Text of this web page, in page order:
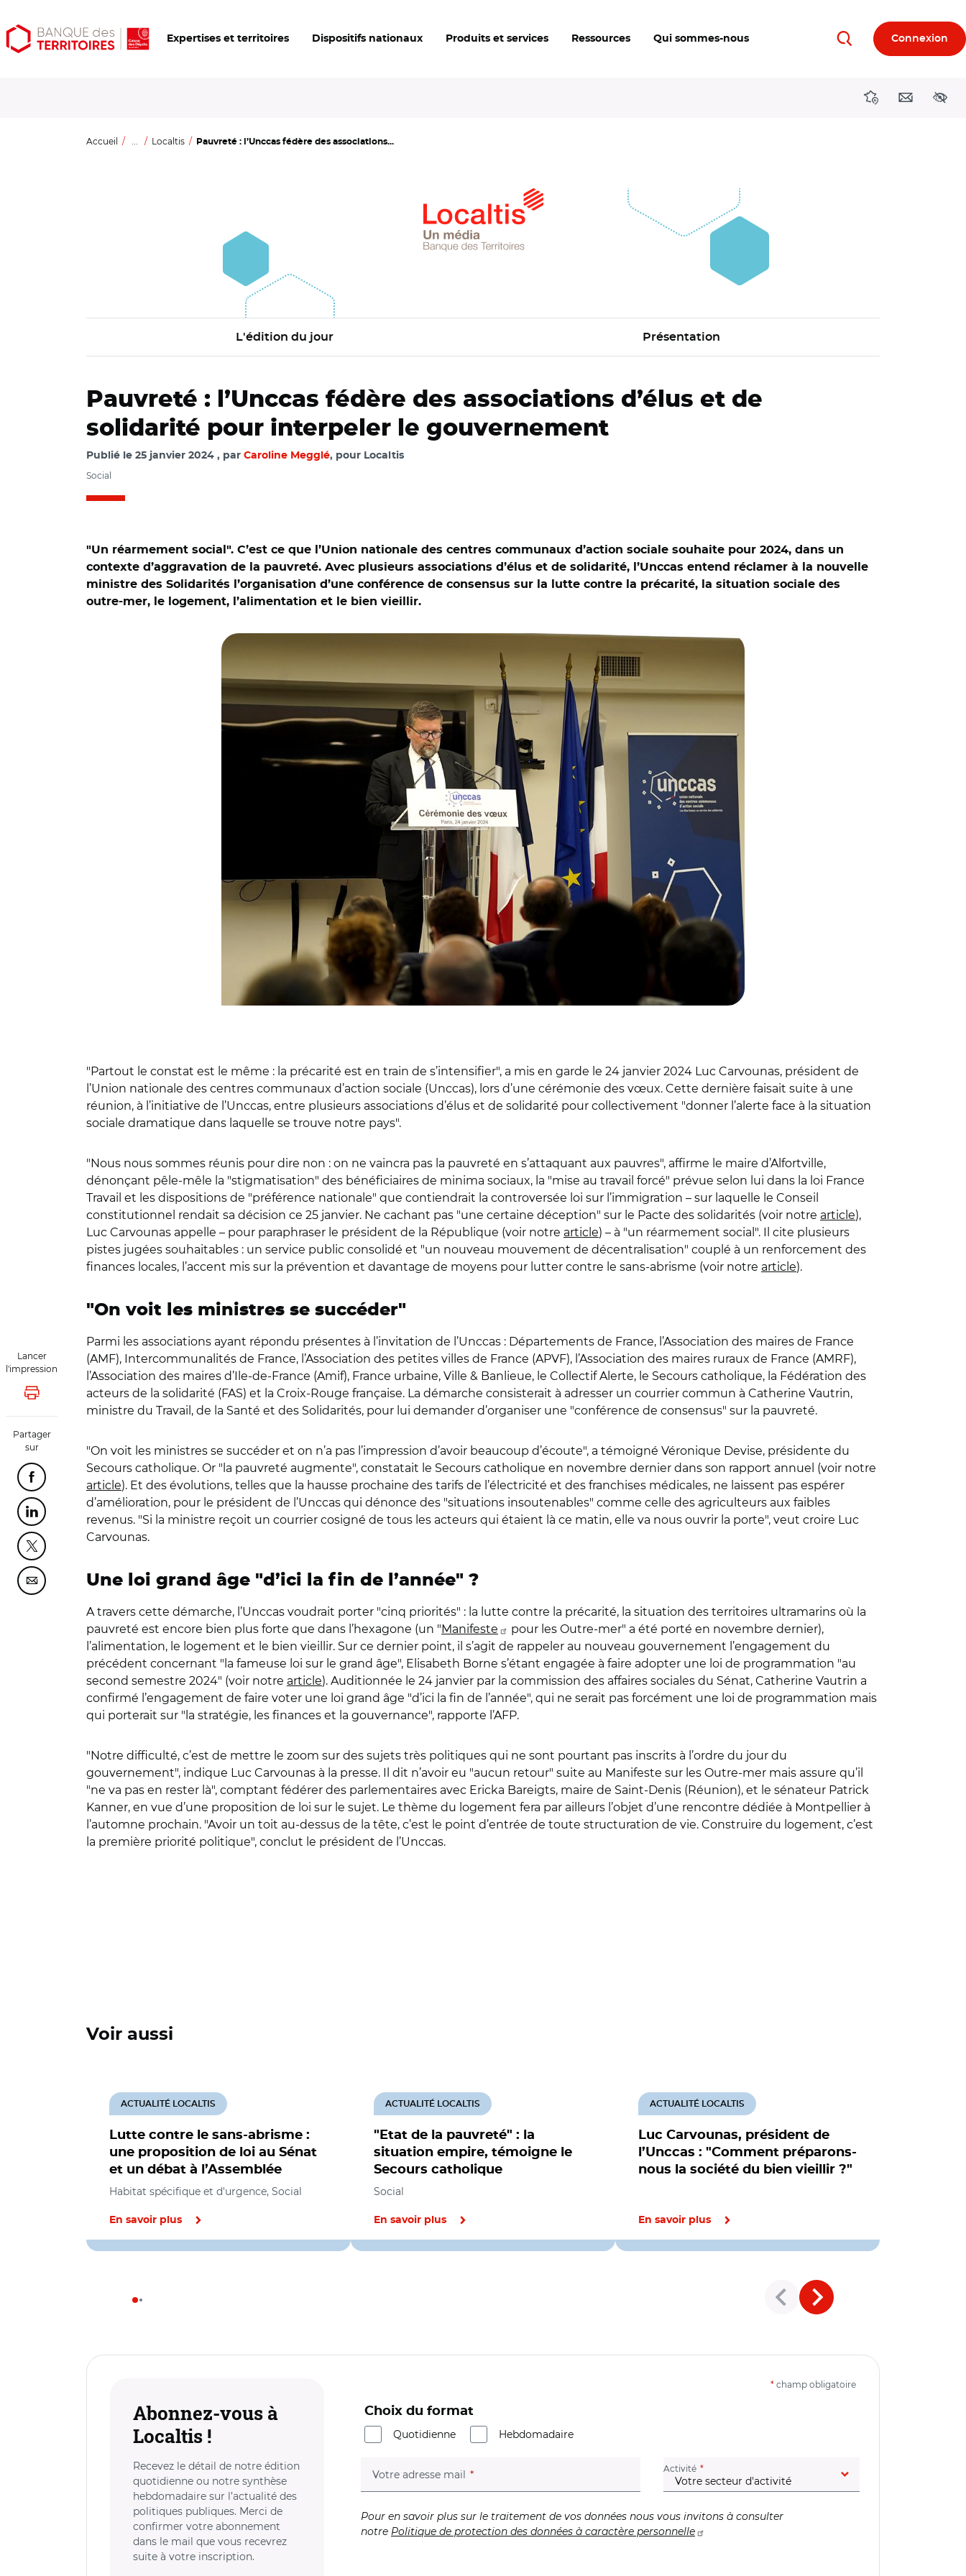
Aller
au
Aller
au
Ouvrir
les
Expertises et territoires Dispositifs nationaux Produits et services Ressources Qui sommes-nous RechercherConnexion
DirectionsContact
Accueil ... Localtis Pauvreté : l’Unccas fédère des associations...
L'édition du jour Présentation
Lancer
l'impression
Lancer l'impression
Partager
sur
Partager cette page sur Facebook
Partager cette page sur Linkedin
Partager cette page sur Twitter
Partager cette page sur Courriel
Pauvreté : l’Unccas fédère des associations d’élus et de
solidarité pour interpeler le gouvernement
Publié le 25 janvier 2024 par Caroline Megglé, pour Localtis
Social
"Un réarmement social ". C’est ce que l’Union nationale des centres communaux d’action sociale souhaite pour 2024, dans un
contexte d’aggravation de la pauvreté. Avec plusieurs associations d’élus et de solidarité, l’Unccas entend réclamer à la nouvelle
ministre des Solidarités l’organisation d’une conférence de consensus sur la lutte contre la précarité, la situation sociale des
outre-mer, le logement, l’alimentation et le bien vieillir.
"Partout le constat est le même : la précarité est en train de s’intensifier", a mis en garde le 24 janvier 2024 Luc Carvounas, président de
l’Union nationale des centres communaux d’action sociale (Unccas), lors d’une cérémonie des vœux. Cette dernière faisait suite à une
réunion, à l’initiative de l’Unccas, entre plusieurs associations d’élus et de solidarité pour collectivement "donner l’alerte face à la situation
sociale dramatique dans laquelle se trouve notre pays".
"Nous nous sommes réunis pour dire non : on ne vaincra pas la pauvreté en s’attaquant aux pauvres", affirme le maire d’Alfortville,
dénonçant pêle-mêle la "stigmatisation" des bénéficiaires de minima sociaux, la "mise au travail forcé" prévue selon lui dans la loi France
Travail et les dispositions de "préférence nationale" que contiendrait la controversée loi sur l’immigration – sur laquelle le Conseil
constitutionnel rendait sa décision ce 25 janvier. Ne cachant pas "une certaine déception" sur le Pacte des solidarités (voir notre article),
Luc Carvounas appelle – pour paraphraser le président de la République (voir notre article) – à "un réarmement social". Il cite plusieurs
pistes jugées souhaitables : un service public consolidé et "un nouveau mouvement de décentralisation" couplé à un renforcement des
finances locales, l’accent mis sur la prévention et davantage de moyens pour lutter contre le sans-abrisme (voir notre article).
"On voit les ministres se succéder"
Parmi les associations ayant répondu présentes à l’invitation de l’Unccas : Départements de France, l’Association des maires de France
(AMF), Intercommunalités de France, l’Association des petites villes de France (APVF), l’Association des maires ruraux de France (AMRF),
l’Association des maires d’Ile-de-France (Amif), France urbaine, Ville & Banlieue, le Collectif Alerte, le Secours catholique, la Fédération des
acteurs de la solidarité (FAS) et la Croix-Rouge française. La démarche consisterait à adresser un courrier commun à Catherine Vautrin,
ministre du Travail, de la Santé et des Solidarités, pour lui demander d’organiser une "conférence de consensus" sur la pauvreté.
"On voit les ministres se succéder et on n’a pas l’impression d’avoir beaucoup d’écoute", a témoigné Véronique Devise, présidente du
Secours catholique. Or "la pauvreté augmente", constatait le Secours catholique en novembre dernier dans son rapport annuel (voir notre
article). Et des évolutions, telles que la hausse prochaine des tarifs de l’électricité et des franchises médicales, ne laissent pas espérer
d’amélioration, pour le président de l’Unccas qui dénonce des "situations insoutenables" comme celle des agriculteurs aux faibles
revenus. "Si la ministre reçoit un courrier cosigné de tous les acteurs qui étaient là ce matin, elle va nous ouvrir la porte", veut croire Luc
Carvounas.
Une loi grand âge "d’ici la fin de l’année" ?
A travers cette démarche, l’Unccas voudrait porter "cinq priorités" : la lutte contre la précarité, la situation des territoires ultramarins où la
pauvreté est encore bien plus forte que dans l’hexagone (un "Manifeste
pour les Outre-mer" a été porté en novembre dernier),
l’alimentation, le logement et le bien vieillir. Sur ce dernier point, il s’agit de rappeler au nouveau gouvernement l’engagement du
précédent concernant "la fameuse loi sur le grand âge", Elisabeth Borne s’étant engagée à faire adopter une loi de programmation "au
second semestre 2024" (voir notre article). Auditionnée le 24 janvier par la commission des affaires sociales du Sénat, Catherine Vautrin a
confirmé l’engagement de faire voter une loi grand âge "d’ici la fin de l’année", qui ne serait pas forcément une loi de programmation mais
qui porterait sur "la stratégie, les finances et la gouvernance", rapporte l’AFP.
"Notre difficulté, c’est de mettre le zoom sur des sujets très politiques qui ne sont pourtant pas inscrits à l’ordre du jour du
gouvernement", indique Luc Carvounas à la presse. Il dit n’avoir eu "aucun retour" suite au Manifeste sur les Outre-mer mais assure qu’il
"ne va pas en rester là", comptant fédérer des parlementaires avec Ericka Bareigts, maire de Saint-Denis (Réunion), et le sénateur Patrick
Kanner, en vue d’une proposition de loi sur le sujet. Le thème du logement fera par ailleurs l’objet d’une rencontre dédiée à Montpellier à
l’automne prochain. "Avoir un toit au-dessus de la tête, c’est le point d’entrée de toute structuration de vie. Construire du logement, c’est
la première priorité politique", conclut le président de l’Unccas.
Voir aussi
Lutte contre le sans-abrisme :
une proposition de loi au Sénat
et un débat à l’Assemblée
ACTUALITÉ LOCALTIS
Habitat spécifique et d'urgence, Social
En savoir plus
"Etat de la pauvreté" : la
situation empire, témoigne le
Secours catholique
ACTUALITÉ LOCALTIS
Social
En savoir plus
Luc Carvounas, président de
l’Unccas : "Comment préparons-
nous la société du bien vieillir ?"
ACTUALITÉ LOCALTIS
En savoir plus
Abonnez-vous à
Localtis !
Recevez le détail de notre édition
quotidienne ou notre synthèse
hebdomadaire sur l’actualité des
politiques publiques. Merci de
confirmer votre abonnement
dans le mail que vous recevrez
suite à votre inscription.
* champ obligatoire
Choix du format
Quotidienne
Hebdomadaire
Votre adresse mail (champ obligatoire) Activité (champ obligatoire)
Pour en savoir plus sur le traitement de vos données nous vous invitons à consulter
notre Politique de protection des données à caractère personnelle